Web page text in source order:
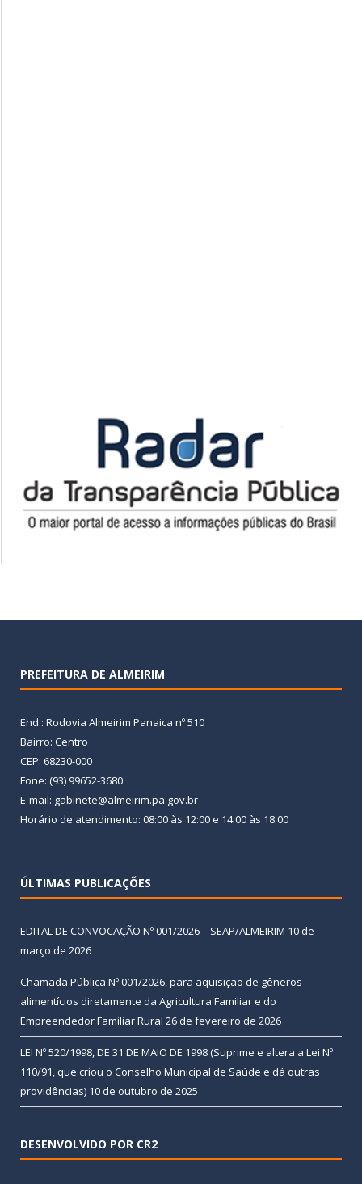
PREFEITURA DE ALMEIRIM
End.: Rodovia Almeirim Panaica nº 510
Bairro: Centro
CEP: 68230-000
Fone: (93) 99652-3680
E-mail: gabinete@almeirim.pa.gov.br
Horário de atendimento: 08:00 às 12:00 e 14:00 às 18:00
ÚLTIMAS PUBLICAÇÕES
EDITAL DE CONVOCAÇÃO Nº 001/2026 – SEAP/ALMEIRIM 10 de
março de 2026
Chamada Pública Nº 001/2026, para aquisição de gêneros
alimentícios diretamente da Agricultura Familiar e do
Empreendedor Familiar Rural 26 de fevereiro de 2026
LEI Nº 520/1998, DE 31 DE MAIO DE 1998 (Suprime e altera a Lei Nº
110/91, que criou o Conselho Municipal de Saúde e dá outras
providências) 10 de outubro de 2025
DESENVOLVIDO POR CR2